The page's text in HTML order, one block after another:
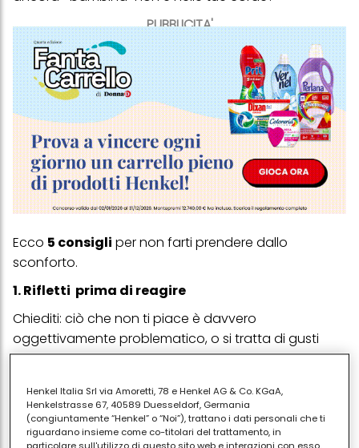
PUBBLICITA'
Ecco 5 consigli per non farti prendere dallo
sconforto.
1. Rifletti prima di reagire
Chiediti: ciò che non ti piace è davvero
oggettivamente problematico, o si tratta di gusti
diversi, pregiudizi, o semplici antipatie? A volte la non
2. Ascolta senza giudicare
Crea un clima in cui tuo figlio o tua figlia si senta
Henkel Italia Srl via Amoretti, 78 e Henkel AG & Co. KGaA,
Henkelstrasse 67, 40589 Duesseldorf, Germania
(congiuntamente “Henkel” o “Noi”), trattano i dati personali che ti
riguardano insieme come co-titolari del trattamento, in